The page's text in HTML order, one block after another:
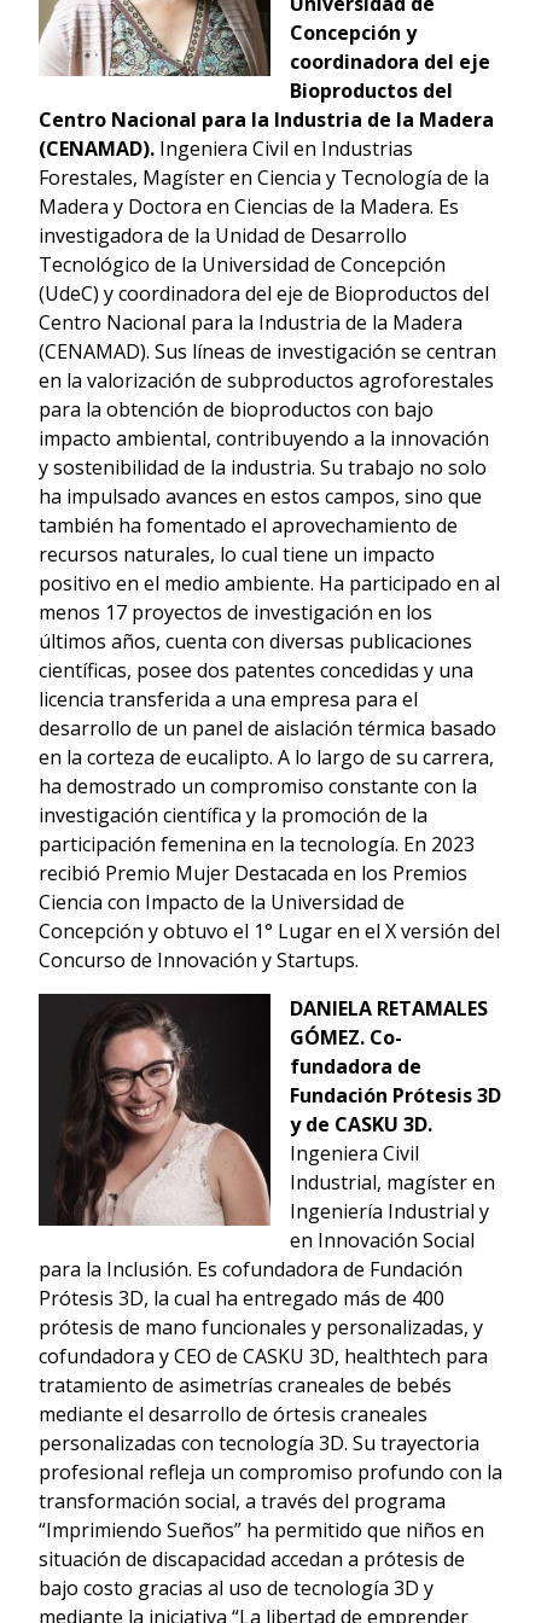
Concepción y
coordinadora del eje
Bioproductos del
Centro Nacional para la Industria de la Madera
(CENAMAD). Ingeniera Civil en Industrias
Forestales, Magíster en Ciencia y Tecnología de la
Madera y Doctora en Ciencias de la Madera. Es
investigadora de la Unidad de Desarrollo
Tecnológico de la Universidad de Concepción
(UdeC) y coordinadora del eje de Bioproductos del
Centro Nacional para la Industria de la Madera
(CENAMAD). Sus líneas de investigación se centran
en la valorización de subproductos agroforestales
para la obtención de bioproductos con bajo
impacto ambiental, contribuyendo a la innovación
y sostenibilidad de la industria. Su trabajo no solo
ha impulsado avances en estos campos, sino que
también ha fomentado el aprovechamiento de
recursos naturales, lo cual tiene un impacto
positivo en el medio ambiente. Ha participado en al
menos 17 proyectos de investigación en los
últimos años, cuenta con diversas publicaciones
científicas, posee dos patentes concedidas y una
licencia transferida a una empresa para el
desarrollo de un panel de aislación térmica basado
en la corteza de eucalipto. A lo largo de su carrera,
ha demostrado un compromiso constante con la
investigación científica y la promoción de la
participación femenina en la tecnología. En 2023
recibió Premio Mujer Destacada en los Premios
Ciencia con Impacto de la Universidad de
Concepción y obtuvo el 1° Lugar en el X versión del
Concurso de Innovación y Startups.
DANIELA RETAMALES
GÓMEZ. Co-
fundadora de
Fundación Prótesis 3D
y de CASKU 3D.
Ingeniera Civil
Industrial, magíster en
Ingeniería Industrial y
en Innovación Social
para la Inclusión. Es cofundadora de Fundación
Prótesis 3D, la cual ha entregado más de 400
prótesis de mano funcionales y personalizadas, y
cofundadora y CEO de CASKU 3D, healthtech para
tratamiento de asimetrías craneales de bebés
mediante el desarrollo de órtesis craneales
personalizadas con tecnología 3D. Su trayectoria
profesional refleja un compromiso profundo con la
transformación social, a través del programa
“Imprimiendo Sueños” ha permitido que niños en
situación de discapacidad accedan a prótesis de
bajo costo gracias al uso de tecnología 3D y
mediante la iniciativa “La libertad de emprender